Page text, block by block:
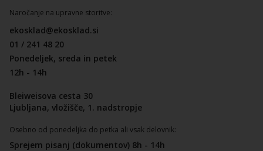
Naročanje na upravne storitve:
ekosklad@ekosklad.si
01 / 241 48 20
Ponedeljek, sreda in petek
12h - 14h
Bleiweisova cesta 30
Ljubljana, vložišče, 1. nadstropje
Osebno od ponedeljka do petka ali vsak delovnik:
Sprejem pisanj (dokumentov) 8h - 14h